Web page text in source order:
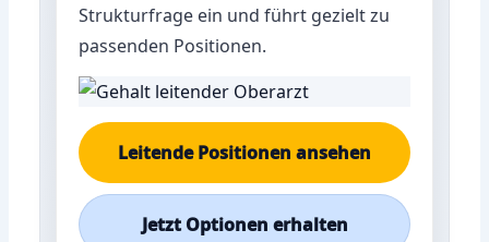
Strukturfrage ein und führt gezielt zu
passenden Positionen.
Leitende Positionen ansehen
Jetzt Optionen erhalten